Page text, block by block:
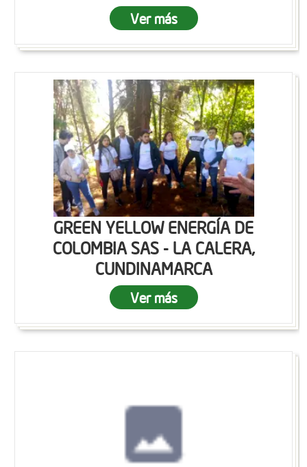
Ver más
GREEN YELLOW ENERGÍA DE
COLOMBIA SAS - LA CALERA,
CUNDINAMARCA
Ver más